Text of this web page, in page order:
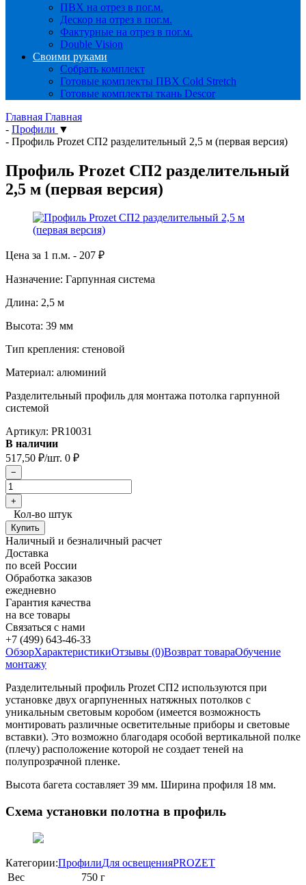
ПВХ на отрез в пог.м.
Дескор на отрез в пог.м.
Фактурные на отрез в пог.м.
Double Vision
Своими руками
Собрать комплект
Готовые комплекты ПВХ Cold Stretch
Готовые комплекты ткань Descor
Главная Главная
- Профили ▼
- Профиль Prozet СП2 разделительный 2,5 м (первая версия)
Профиль Prozet СП2 разделительный
2,5 м (первая версия)
Цена за 1 п.м. - 207 ₽
Назначение: Гарпунная система
Длина: 2,5 м
Высота: 39 мм
Тип крепления: стеновой
Материал: алюминий
Разделительный профиль для монтажа потолка гарпунной
системой
Артикул: PR10031
В наличии
517,50 ₽/шт. 0 ₽
Кол-во штук
Наличный и безналичный расчет
Доставка
по всей России
Обработка заказов
ежедневно
Гарантия качества
на все товары
Связаться с нами
+7 (499) 643-46-33
ОбзорХарактеристикиОтзывы (0)Возврат товараОбучение
монтажу
Разделительный профиль Prozet СП2 используются при
установке двух огарпуненных натяжных потолков с
уникальным световым коробом (имеется возможность
монтировать различные осветительные приборы и световые
вставки). Это возможно благодаря особой вертикальной полке
(плечу) расположение которой не создает теней на
полупрозрачной пленке.
Высота багета составляет 39 мм. Ширина профиля 18 мм.
Схема установки полотна в профиль
Категории:ПрофилиДля освещенияPROZET
Вес
750 г